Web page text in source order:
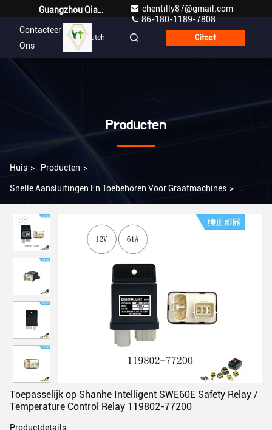
Guangzhou Qianyuan Construction Machinery Co,.LTD
chentilly87@gmail.com
86-180-1189-7808
Contacteer
Ons
Dutch Citaat
Producten
Huis > Producten >
Snelle Aansluitingen En Toebehoren Voor Graafmachines >
Temperature Control Relay 119802-77200
Toepasselijk op Shanhe Intelligent SWE60E Safety Relay /
Temperature Control Relay 119802-77200
Productdetails